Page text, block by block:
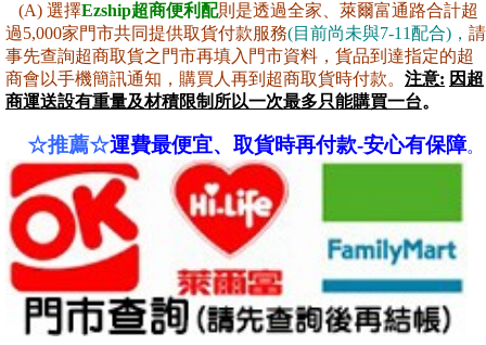
(A) 選擇Ezship超商便利配則是透過全家、萊爾富通路合計超
過5,000家門市共同提供取貨付款服務(目前尚未與7-11配合)， 請
事先查詢超商取貨之門市再填入門市資料，貨品到達指定的超
商會以手機簡訊通知，購買人再到超商取貨時付款。 注意: 因超
商運送設有重量及材積限制所以一次最多只能購買一台。
☆推薦☆運費最便宜、取貨時再付款-安心有保障。